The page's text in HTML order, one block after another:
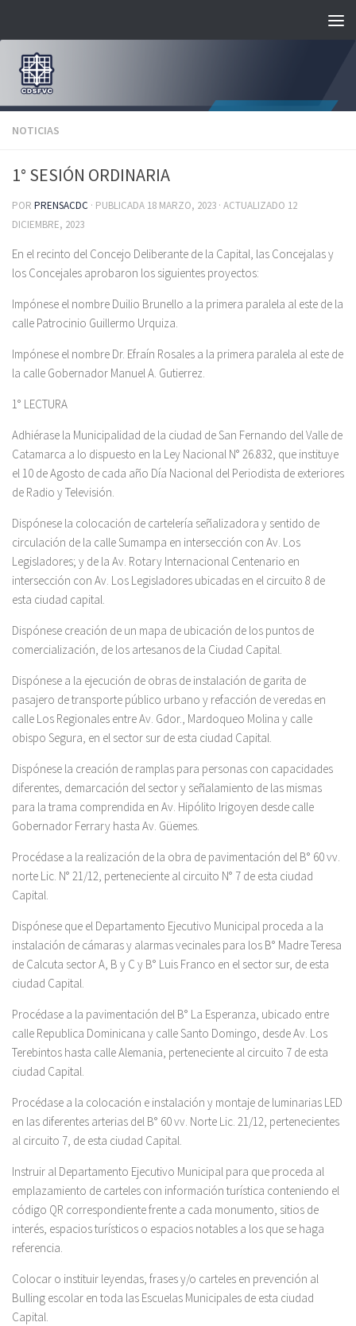
NOTICIAS
1° SESIÓN ORDINARIA
POR PRENSACDC · PUBLICADA 18 MARZO, 2023 · ACTUALIZADO 12
DICIEMBRE, 2023
En el recinto del Concejo Deliberante de la Capital, las Concejalas y
los Concejales aprobaron los siguientes proyectos:
Impónese el nombre Duilio Brunello a la primera paralela al este de la
calle Patrocinio Guillermo Urquiza.
Impónese el nombre Dr. Efraín Rosales a la primera paralela al este de
la calle Gobernador Manuel A. Gutierrez.
1° LECTURA
Adhiérase la Municipalidad de la ciudad de San Fernando del Valle de
Catamarca a lo dispuesto en la Ley Nacional N° 26.832, que instituye
el 10 de Agosto de cada año Día Nacional del Periodista de exteriores
de Radio y Televisión.
Dispónese la colocación de cartelería señalizadora y sentido de
circulación de la calle Sumampa en intersección con Av. Los
Legisladores; y de la Av. Rotary Internacional Centenario en
intersección con Av. Los Legisladores ubicadas en el circuito 8 de
esta ciudad capital.
Dispónese creación de un mapa de ubicación de los puntos de
comercialización, de los artesanos de la Ciudad Capital.
Dispónese a la ejecución de obras de instalación de garita de
pasajero de transporte público urbano y refacción de veredas en
calle Los Regionales entre Av. Gdor., Mardoqueo Molina y calle
obispo Segura, en el sector sur de esta ciudad Capital.
Dispónese la creación de ramplas para personas con capacidades
diferentes, demarcación del sector y señalamiento de las mismas
para la trama comprendida en Av. Hipólito Irigoyen desde calle
Gobernador Ferrary hasta Av. Güemes.
Procédase a la realización de la obra de pavimentación del B° 60 vv.
norte Lic. N° 21/12, perteneciente al circuito N° 7 de esta ciudad
Capital.
Dispónese que el Departamento Ejecutivo Municipal proceda a la
instalación de cámaras y alarmas vecinales para los B° Madre Teresa
de Calcuta sector A, B y C y B° Luis Franco en el sector sur, de esta
ciudad Capital.
Procédase a la pavimentación del B° La Esperanza, ubicado entre
calle Republica Dominicana y calle Santo Domingo, desde Av. Los
Terebintos hasta calle Alemania, perteneciente al circuito 7 de esta
ciudad Capital.
Procédase a la colocación e instalación y montaje de luminarias LED
en las diferentes arterias del B° 60 vv. Norte Lic. 21/12, pertenecientes
al circuito 7, de esta ciudad Capital.
Instruir al Departamento Ejecutivo Municipal para que proceda al
emplazamiento de carteles con información turística conteniendo el
código QR correspondiente frente a cada monumento, sitios de
interés, espacios turísticos o espacios notables a los que se haga
referencia.
Colocar o instituir leyendas, frases y/o carteles en prevención al
Bulling escolar en toda las Escuelas Municipales de esta ciudad
Capital.